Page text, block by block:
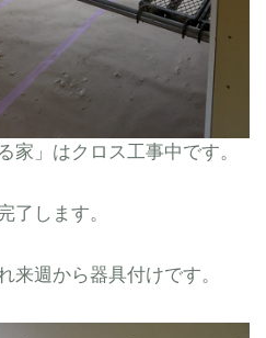
家」はクロス工事中です。
了します。
来週から器具付けです。